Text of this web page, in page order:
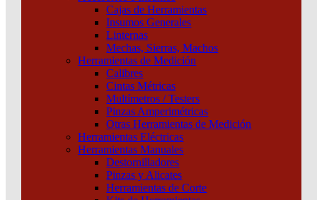
Cajas de Herramientas
Insumos Generales
Linternas
Mechas, Sierras, Machos
Herramientas de Medición
Calibres
Cintas Métricas
Multímetros / Testers
Pinzas Amperimétricas
Otras Herramientas de Medición
Herramientas Eléctricas
Herramientas Manuales
Destornilladores
Pinzas y Alicates
Herramientas de Corte
INT. TERMOMAGNETICO IC60N 4X40A –
CURVA Schneider
Termomagnéticas y diferencialesSKU:A9F73440
TERMOMAGNETICO